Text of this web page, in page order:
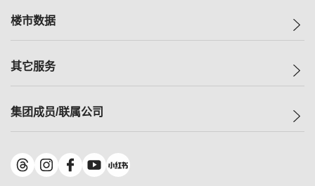
减价
美联豪宅
独家楼盘
租房
自助放盘
查询热线
按揭计算机
负担能力计算机
转按计算机
缴款方式
楼市数据
指数
历史成交
小区成交排行榜
地区百科
其它服务
小区专页
美联精英会
集团成员/联属公司
美联物业
鋑联控股*